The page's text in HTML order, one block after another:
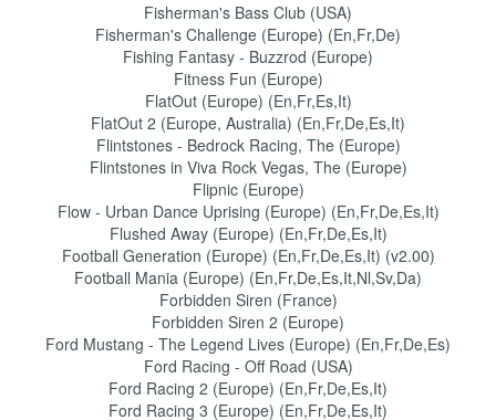
Fisherman's Bass Club (USA)
Fisherman's Challenge (Europe) (En,Fr,De)
Fishing Fantasy - Buzzrod (Europe)
Fitness Fun (Europe)
FlatOut (Europe) (En,Fr,Es,It)
FlatOut 2 (Europe, Australia) (En,Fr,De,Es,It)
Flintstones - Bedrock Racing, The (Europe)
Flintstones in Viva Rock Vegas, The (Europe)
Flipnic (Europe)
Flow - Urban Dance Uprising (Europe) (En,Fr,De,Es,It)
Flushed Away (Europe) (En,Fr,De,Es,It)
Football Generation (Europe) (En,Fr,De,Es,It) (v2.00)
Football Mania (Europe) (En,Fr,De,Es,It,Nl,Sv,Da)
Forbidden Siren (France)
Forbidden Siren 2 (Europe)
Ford Mustang - The Legend Lives (Europe) (En,Fr,De,Es)
Ford Racing - Off Road (USA)
Ford Racing 2 (Europe) (En,Fr,De,Es,It)
Ford Racing 3 (Europe) (En,Fr,De,Es,It)